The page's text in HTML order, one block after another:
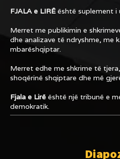
FJALA e LIRËështë suplement i
Merret me publikimin e
dhe analizave të ndryshme, me
mbarëshqiptar.
Merret edhe me shkrime të
shoqërinë shqiptare dhe më
Fjala e Lirë është një tribunë e
demokratik.